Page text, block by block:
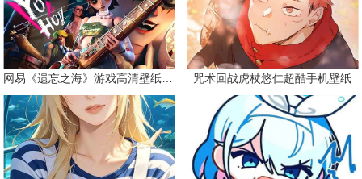
网易《遗忘之海》游戏高清壁纸精选 咒术回战虎杖悠仁超酷手机壁纸